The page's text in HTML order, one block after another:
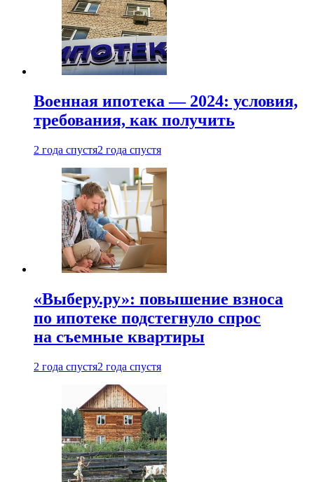
Военная ипотека — 2024: условия,
требования, как получить
2 года спустя2 года спустя
«Выберу.ру»: повышение взноса
по ипотеке подстегнуло спрос
на съемные квартиры
2 года спустя2 года спустя